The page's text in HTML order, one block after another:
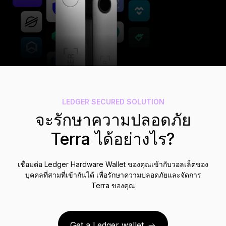
อุปกรณ์เสริม
ระบบสำรองวลีกู้คืน
รุ่นลิมิเต็ด
LEDGER SECURED SOLUTION
จะรักษาความปลอดภัย
Terra ได้อย่างไร?
เชื่อมต่อ Ledger Hardware Wallet ของคุณเข้ากับวอลเล็ตของ
บุคคลที่สามที่เข้ากันได้ เพื่อรักษาความปลอดภัยและจัดการ
Terra ของคุณ